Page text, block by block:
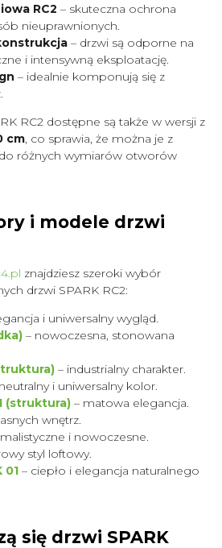
RC2 – skuteczna ochrona
nieuprawnionych.
– drzwi są odporne na
i intensywną eksploatację.
– idealnie komponują się z
RC2 dostępne są także w wersji z
cm, co sprawia, że można je z
różnych wymiarów otworów
i modele drzwi
znajdziesz szeroki wybór
drzwi SPARK RC2:
i uniwersalny wygląd.
– nowoczesna, stonowana
– industrialny charakter.
i uniwersalny kolor.
(struktura) – matowa elegancja.
wnętrz.
i nowoczesne.
styl loftowy.
01 – ciepło i elegancja naturalnego
się drzwi SPARK